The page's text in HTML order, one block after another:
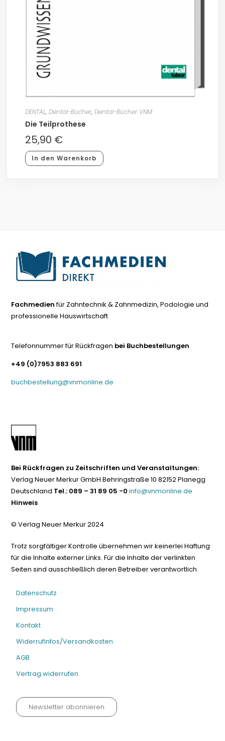
DENTAL, Dental-Bücher, Dental-Bücher VNM
Die Teilprothese
25,90 €
In den Warenkorb
Fachmedienfür Zahntechnik & Zahnmedizin, Podologie und
professionelle Hauswirtschaft
Telefonnummer für Rückfragen bei Buchbestellungen
+49 (0)7953 883 691
buchbestellung@vnmonline.de
Bei Rückfragen zu Zeitschriften und Veranstaltungen:
Verlag Neuer Merkur GmbH Behringstraße 10 82152 Planegg
Deutschland Tel.: 089 – 31 89 05 -0 info@vnmonline.de
Hinweis
© Verlag Neuer Merkur 2024
Trotz sorgfältiger Kontrolle übernehmen wir keinerlei Haftung
für die Inhalte externer Links. Für die Inhalte der verlinkten
Seiten sind ausschließlich deren Betreiber verantwortlich.
Datenschutz
Impressum
Kontakt
Widerrufinfos/Versandkosten
AGB
Vertrag widerrufen
Newsletter abonnieren